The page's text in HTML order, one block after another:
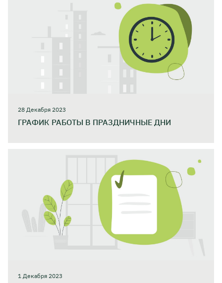
28 Декабря 2023
ГРАФИК РАБОТЫ В ПРАЗДНИЧНЫЕ ДНИ
1 Декабря 2023